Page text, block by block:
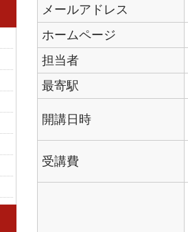
メールアドレス
ホームページ
担当者
最寄駅
開講日時
受講費